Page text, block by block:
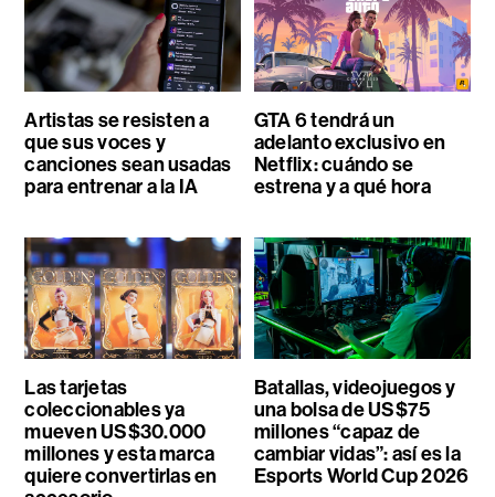
Artistas se resisten a
que sus voces y
canciones sean usadas
para entrenar a la IA
GTA 6 tendrá un
adelanto exclusivo en
Netflix: cuándo se
estrena y a qué hora
Las tarjetas
coleccionables ya
mueven US$30.000
millones y esta marca
quiere convertirlas en
Batallas, videojuegos y
una bolsa de US$75
millones “capaz de
cambiar vidas”: así es la
Esports World Cup 2026